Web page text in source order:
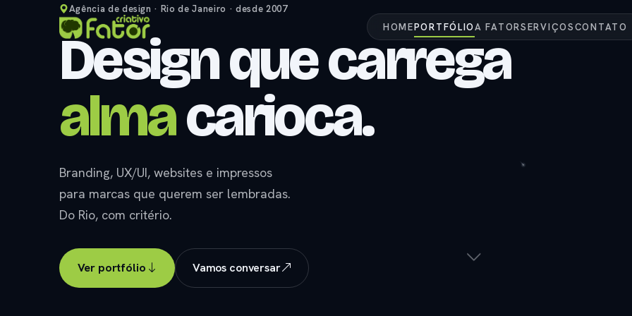
HOMEPORTFÓLIOA FATORSERVIÇOSCONTATO
Agência de design · Rio de Janeiro · desde 2007
Design que carrega
almacarioca.
Branding, UX/UI, websites e impressos
para marcas que querem ser lembradas.
Do Rio, com critério.
Ver portfólio Vamos conversar